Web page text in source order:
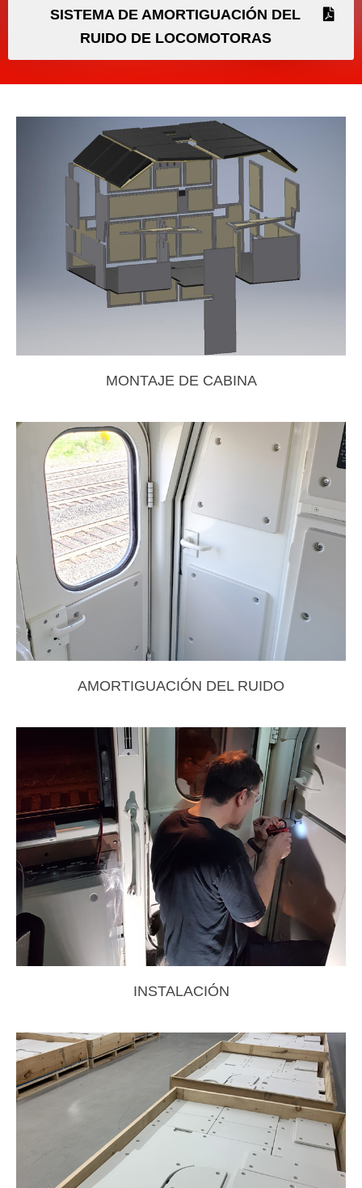
SISTEMA DE AMORTIGUACIÓN DEL
RUIDO DE LOCOMOTORAS
MONTAJE DE CABINA
AMORTIGUACIÓN DEL RUIDO
INSTALACIÓN